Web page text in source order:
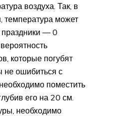
воздуха. Так, в
температура может
— 0
которые погубят
не ошибиться с
поместить
его на 20 см.
необходимо